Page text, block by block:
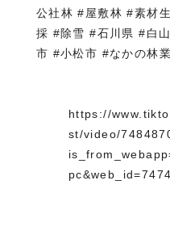
公社林 #屋敷林 #素材
採 #除雪 #石川県 #白
市 #小松市 #なかの林業
https://
st/video/